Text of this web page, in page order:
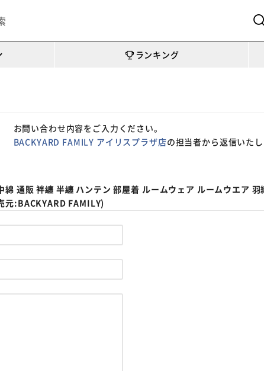
ランキング
お問い合わせ内容をご入力ください。
BACKYARD FAMILY アイリスプラザ店の担当者から返信いたし
通販 袢纏 半纏 ハンテン 部屋着 ルームウェア ルームウエア
元:BACKYARD FAMILY)